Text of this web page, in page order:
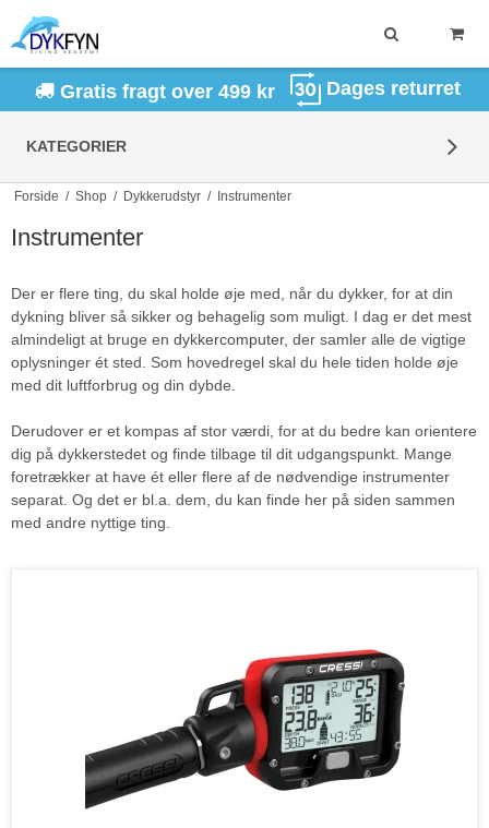
Gratis fragt over 499 kr Dages returret
KATEGORIER
Forside / Shop / Dykkerudstyr / Instrumenter
Instrumenter
Der er flere ting, du skal holde øje med, når du dykker, for at din
dykning bliver så sikker og behagelig som muligt. I dag er det mest
almindeligt at bruge en dykkercomputer, der samler alle de vigtige
oplysninger ét sted. Som hovedregel skal du hele tiden holde øje
med dit luftforbrug og din dybde.
Derudover er et kompas af stor værdi, for at du bedre kan orientere
dig på dykkerstedet og finde tilbage til dit udgangspunkt. Mange
foretrækker at have ét eller flere af de nødvendige instrumenter
separat. Og det er bl.a. dem, du kan finde her på siden sammen
med andre nyttige ting.